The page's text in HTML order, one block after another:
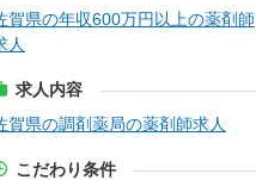
賀県の年収600万円以上の薬剤師
人
求人内容
賀県の調剤薬局の薬剤師求人
こだわり条件